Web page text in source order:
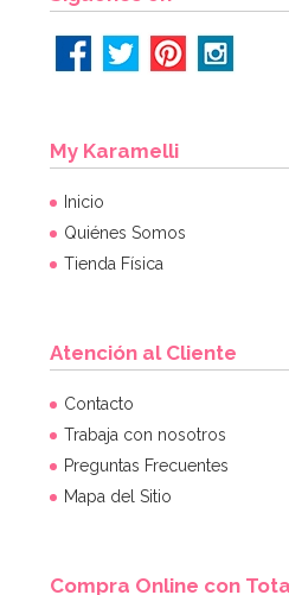
My Karamelli
Inicio
Quiénes Somos
Tienda Física
Atención al Cliente
Contacto
Trabaja con nosotros
Preguntas Frecuentes
Mapa del Sitio
Compra Online con